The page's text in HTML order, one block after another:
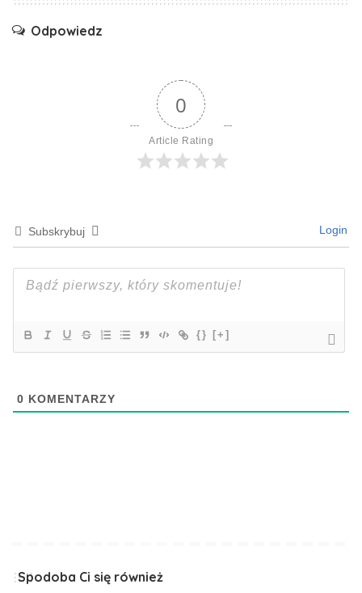
Odpowiedz
0
Article Rating
Subskrybuj Login
{} [+]
0 KOMENTARZY
Spodoba Ci się również